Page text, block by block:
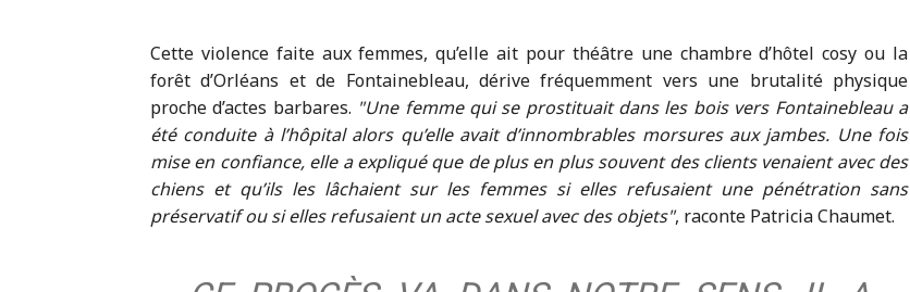
Cette violence faite aux femmes, qu’elle ait pour théâtre une chambre d’hôtel cosy ou la
forêt d’Orléans et de Fontainebleau, dérive fréquemment vers une brutalité physique
proche d’actes barbares. Une femme qui se prostituait dans les bois vers Fontainebleau a
été conduite à l’hôpital alors qu’elle avait d’innombrables morsures aux jambes. Une fois
mise en confiance, elle a expliqué que de plus en plus souvent des clients venaient avec des
chiens et qu’ils les lâchaient sur les femmes si elles refusaient une pénétration sans
préservatif ou si elles refusaient un acte sexuel avec des objets , raconte Patricia Chaumet.